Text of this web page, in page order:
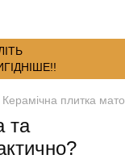
Керамічна плитка
та